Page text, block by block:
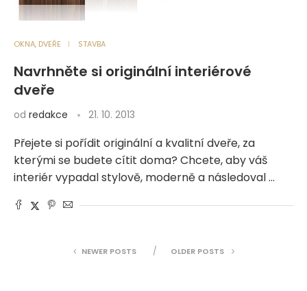
OKNA, DVEŘE STAVBA
Navrhněte si originální interiérové
dveře
od redakce 21. 10. 2013
Přejete si pořídit originální a kvalitní dveře, za
kterými se budete cítit doma? Chcete, aby váš
interiér vypadal stylově, moderně a následoval …
NEWER POSTS OLDER POSTS